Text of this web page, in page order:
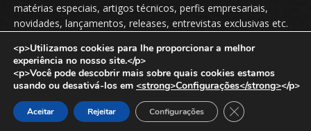
matérias especiais, artigos técnicos, perfis empresariais,
novidades, lançamentos, releases, entrevistas exclusivas etc.
Fale Conosco: vendas@revistadoaco.com.br
Copyright © 2024Revista do Aço. Todos os direitos reservados.
Desenvolvido por:Noctua Web
<p>Utilizamos cookies para lhe proporcionar a melhor
experiência no nosso site.</p>
<p>Você pode descobrir mais sobre quais cookies estamos
usando ou desativá-los em <strong>Configurações</strong></p>
Aceitar Rejeitar Configurações Close GDPR